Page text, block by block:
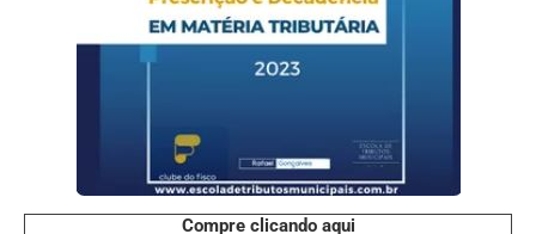
Compre clicando aqui